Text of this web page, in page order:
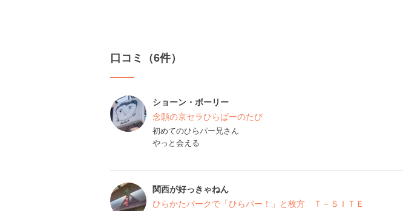
口コミ（6件）
ショーン・ボーリー
念願の京セラひらぱーのたび
初めてのひらパー兄さん
やっと会える
関西が好っきゃねん
ひらかたパークで「ひらパー！」と枚方 Ｔ－ＳＩＴＥ